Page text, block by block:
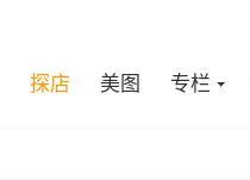
探店 美图 专栏